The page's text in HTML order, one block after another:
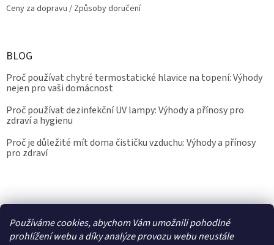
Používáme cookies, abychom Vám umožnili pohodlné
prohlížení webu a díky analýze provozu webu neustále
Ceny za dopravu / Způsoby doručení
BLOG
Proč používat chytré termostatické hlavice na topení: Výhody
nejen pro vaši domácnost
Proč používat dezinfekční UV lampy: Výhody a přínosy pro
zdraví a hygienu
Proč je důležité mít doma čističku vzduchu: Výhody a přínosy
pro zdraví